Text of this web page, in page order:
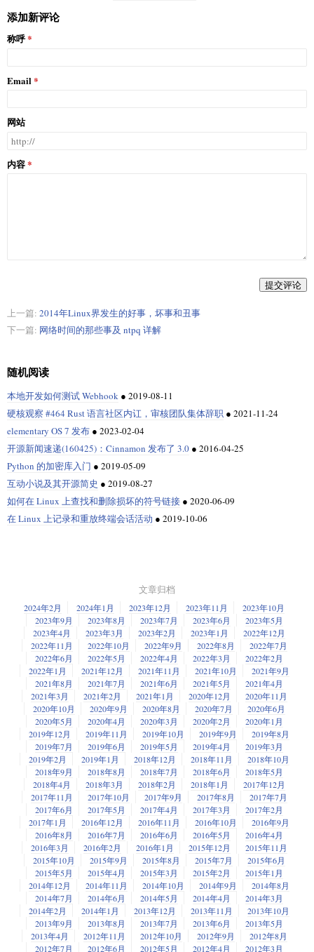
添加新评论
称呼
Email
网站
内容
提交评论
上一篇: 2014年Linux界发生的好事，坏事和丑事
下一篇: 网络时间的那些事及 ntpq 详解
随机阅读
本地开发如何测试 Webhook ● 2019-08-11
硬核观察 #464 Rust 语言社区内讧，审核团队集体辞职 ● 2021-11-24
elementary OS 7 发布 ● 2023-02-04
开源新闻速递(160425)：Cinnamon 发布了 3.0 ● 2016-04-25
Python 的加密库入门 ● 2019-05-09
互动小说及其开源简史 ● 2019-08-27
如何在 Linux 上查找和删除损坏的符号链接 ● 2020-06-09
在 Linux 上记录和重放终端会话活动 ● 2019-10-06
文章归档
2024年2月 2024年1月 2023年12月 2023年11月
2023年10月
2023年9月
2023年8月 2023年7月 2023年6月
2023年5月
2023年4月
2023年3月 2023年2月 2023年1月
2022年12月
2022年11月
2022年10月 2022年9月 2022年8月
2022年7月
2022年6月
2022年5月 2022年4月 2022年3月
2022年2月
2022年1月
2021年12月 2021年11月 2021年10月
2021年9月
2021年8月
2021年7月 2021年6月 2021年5月
2021年4月
2021年3月
2021年2月 2021年1月 2020年12月
2020年11月
2020年10月
2020年9月 2020年8月 2020年7月
2020年6月
2020年5月
2020年4月 2020年3月 2020年2月
2020年1月
2019年12月
2019年11月 2019年10月 2019年9月
2019年8月
2019年7月
2019年6月 2019年5月 2019年4月
2019年3月
2019年2月
2019年1月 2018年12月 2018年11月
2018年10月
2018年9月
2018年8月 2018年7月 2018年6月
2018年5月
2018年4月
2018年3月 2018年2月 2018年1月
2017年12月
2017年11月
2017年10月 2017年9月 2017年8月
2017年7月
2017年6月
2017年5月 2017年4月 2017年3月
2017年2月
2017年1月
2016年12月 2016年11月 2016年10月
2016年9月
2016年8月
2016年7月 2016年6月 2016年5月
2016年4月
2016年3月
2016年2月 2016年1月 2015年12月
2015年11月
2015年10月
2015年9月 2015年8月 2015年7月
2015年6月
2015年5月
2015年4月 2015年3月 2015年2月
2015年1月
2014年12月
2014年11月 2014年10月 2014年9月
2014年8月
2014年7月
2014年6月 2014年5月 2014年4月
2014年3月
2014年2月
2014年1月 2013年12月 2013年11月
2013年10月
2013年9月
2013年8月 2013年7月 2013年6月
2013年5月
2013年4月
2012年11月 2012年10月 2012年9月
2012年8月
2012年7月
2012年6月 2012年5月 2012年4月 2012年3月